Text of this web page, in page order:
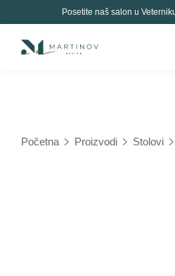
Posetite naš salon u
Početna Proizvodi Stolovi